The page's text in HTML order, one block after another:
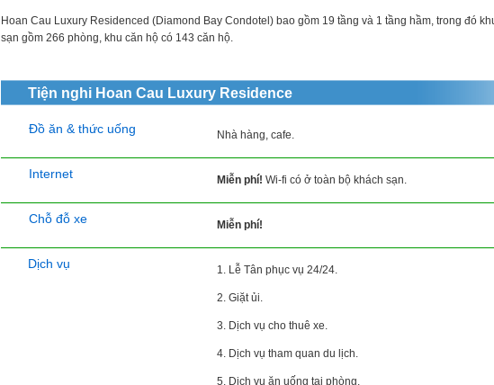
Hoan Cau Luxury Residenced (Diamond Bay Condotel) bao gồm 19 tầng và 1 tầng hầm, trong đó
sạn gồm 266 phòng, khu căn hộ có 143 căn hộ.
Tiện nghi Hoan Cau Luxury Residence
Đồ ăn & thức uống Nhà hàng, cafe.
Internet Miễn phí! Wi-fi có ở toàn bộ khách sạn.
Chỗ đỗ xe Miễn phí!
Dịch vụ 1. Lễ Tân phục vụ 24/24.
2. Giặt ủi.
3. Dịch vụ cho thuê xe.
4. Dịch vụ tham quan du lịch.
5. Dịch vụ ăn uống tại phòng.